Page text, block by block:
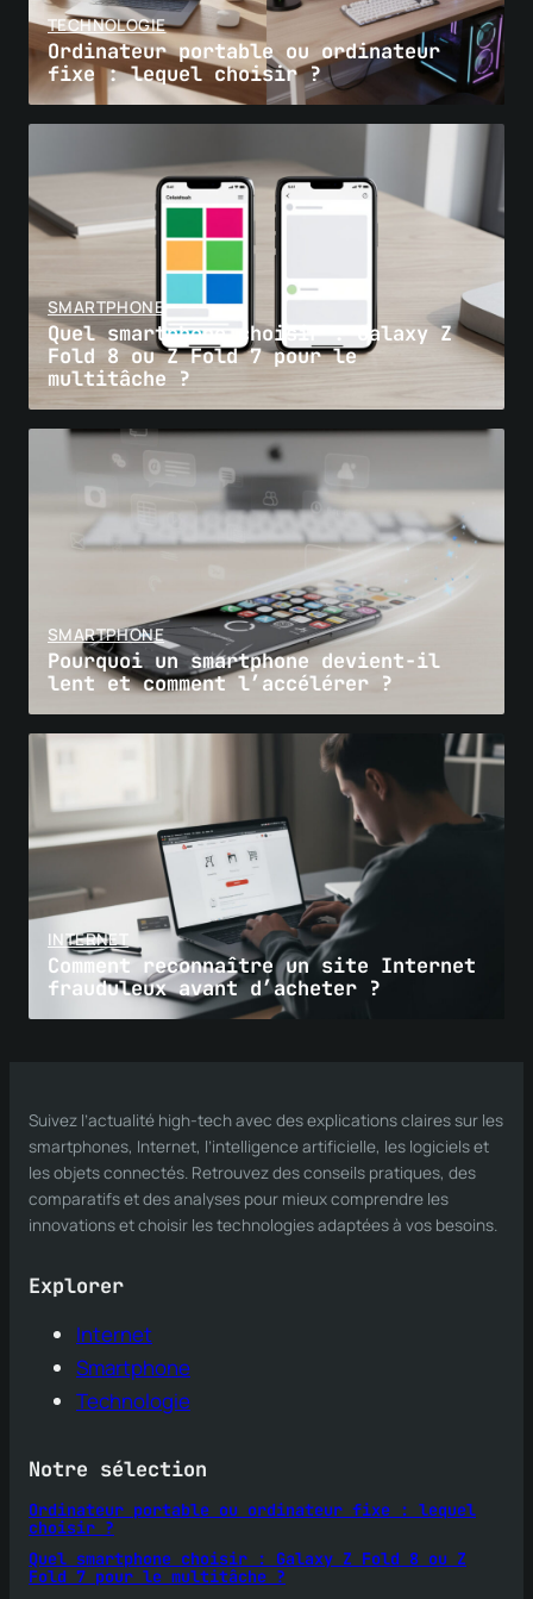
TECHNOLOGIE
Ordinateur portable ou ordinateur
fixe : lequel choisir ?
SMARTPHONE
Quel smartphone choisir : Galaxy Z
Fold 8 ou Z Fold 7 pour le
multitâche ?
SMARTPHONE
Pourquoi un smartphone devient-il
lent et comment l’accélérer ?
INTERNET
Comment reconnaître un site Internet
frauduleux avant d’acheter ?
Suivez l’actualité high-tech avec des explications claires sur les
smartphones, Internet, l’intelligence artificielle, les logiciels et
les objets connectés. Retrouvez des conseils pratiques, des
comparatifs et des analyses pour mieux comprendre les
innovations et choisir les technologies adaptées à vos besoins.
Explorer
Internet
Smartphone
Technologie
Notre sélection
Ordinateur portable ou ordinateur fixe : lequel
choisir ?
Quel smartphone choisir : Galaxy Z Fold 8 ou Z
Fold 7 pour le multitâche ?